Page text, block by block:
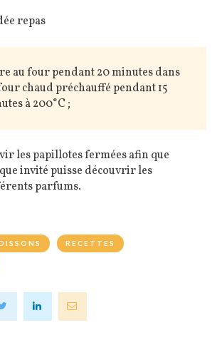
au four pendant 20 minutes dans
chaud préchauffé pendant 15
à 200°C ;
les papillotes fermées afin que
invité puisse découvrir les
parfums.
RECETTES